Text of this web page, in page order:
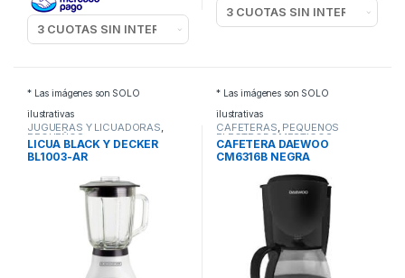
* Las imágenes son SOLO
ilustrativas
JUGUERAS Y LICUADORAS,
PEQUEÑOS
ELECTRODOMESTICOS
LICUA BLACK Y DECKER
BL1003-AR
* Las imágenes son SOLO
ilustrativas
CAFETERAS, PEQUEÑOS
ELECTRODOMESTICOS
CAFETERA DAEWOO
CM6316B NEGRA